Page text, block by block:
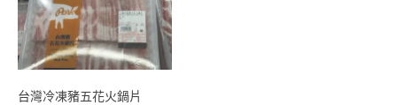
台灣冷凍豬五花火鍋片